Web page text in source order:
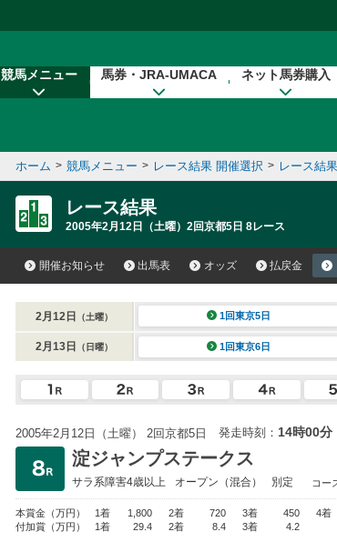
競馬メニュー 馬券・JRA-UMACA ネット馬券購入
ホーム > 競馬メニュー > レース結果 開催選択 > レース結
レース結果
2005年2月12日（土曜）2回京都5日 8レース
開催お知らせ 出馬表 オッズ 払戻金
2月12日 （土曜） 1回東京5日
2月13日 （日曜） 1回東京6日
2005年2月12日（土曜） 2回京都5日 発走時刻： 14時00分
淀ジャンプステークス
サラ系障害4歳以上 オープン （混合） 別定 コー
本賞金 （万円） 1着 1,800 2着 720 3着 450 4着
付加賞 （万円） 1着 29.4 2着 8.4 3着 4.2